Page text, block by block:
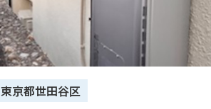
東京都世田谷区